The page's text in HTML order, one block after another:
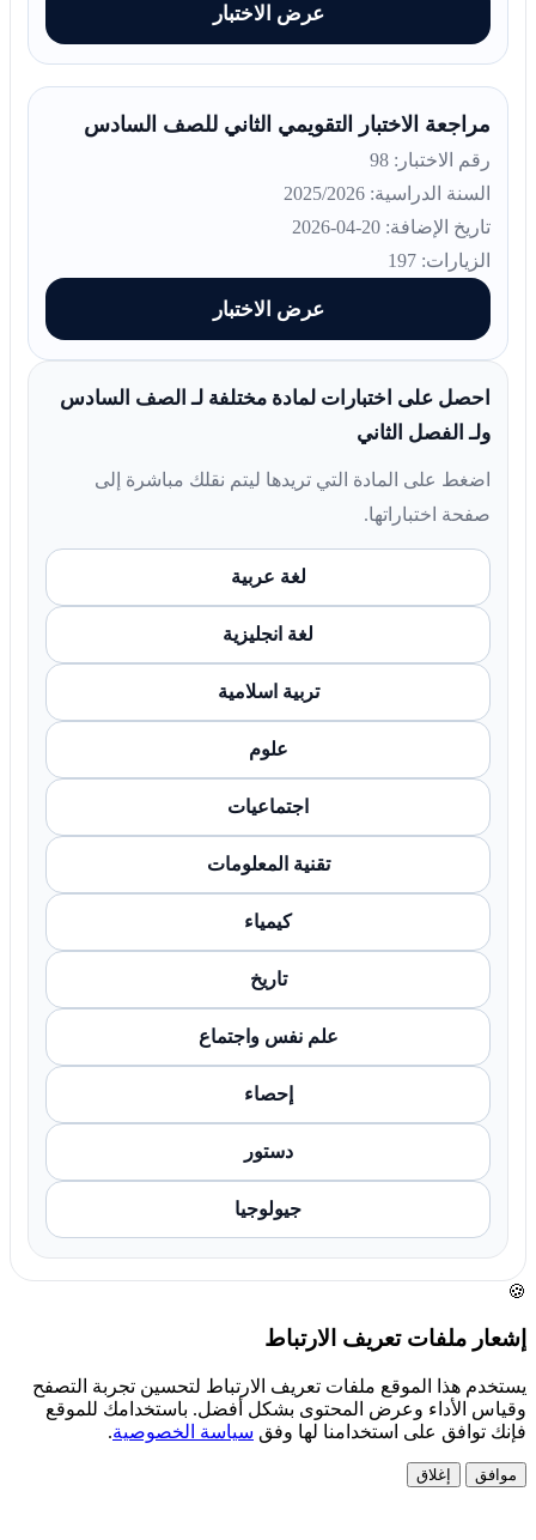
عرض الاختبار
مراجعة الاختبار التقويمي الثاني للصف السادس
رقم الاختبار: 98
السنة الدراسية: 2025/2026
تاريخ الإضافة: 20-04-2026
الزيارات: 197
عرض الاختبار
احصل على اختبارات لمادة مختلفة لـ الصف السادس
ولـ الفصل الثاني
اضغط على المادة التي تريدها ليتم نقلك مباشرة إلى
صفحة اختباراتها.
لغة عربية
لغة انجليزية
تربية اسلامية
علوم
اجتماعيات
تقنية المعلومات
كيمياء
تاريخ
علم نفس واجتماع
إحصاء
دستور
جيولوجيا
🍪
إشعار ملفات تعريف الارتباط
يستخدم هذا الموقع ملفات تعريف الارتباط لتحسين تجربة التصفح
وقياس الأداء وعرض المحتوى بشكل أفضل. باستخدامك للموقع
فإنك توافق على استخدامنا لها وفق سياسة الخصوصية.
موافق إغلاق